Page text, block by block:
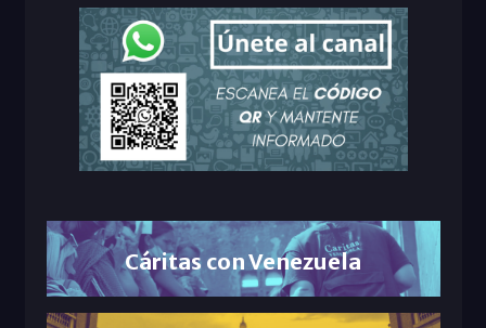
Cáritas con Venezuela